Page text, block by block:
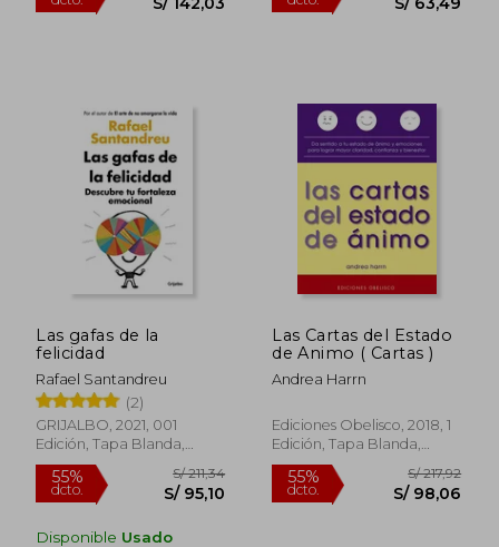
55%
dcto. S/ 80,88
55%
dcto.
Las gafas de la
felicidad
Rafael Santandreu
(2)
GRIJALBO, 2021, 001
Edición, Tapa Blanda,
Nuevo
Disponible Usado
Las Cartas del Estado
de Animo ( Cartas )
Andrea Harrn
Ediciones Obelisco, 2018, 1
Edición, Tapa Blanda,
Nuevo